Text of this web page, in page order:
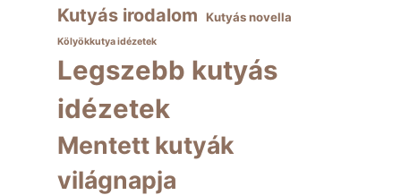
Kutyás irodalom Kutyás novella
Kölyökkutya idézetek
Legszebb kutyás
idézetek
Mentett kutyák
világnapja